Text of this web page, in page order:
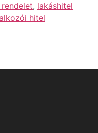
, lakáshitel
hitel